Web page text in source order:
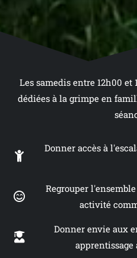
Les samedis entre 12h00
dédiées à la grimpe en
Donner accès à
Regrouper
activité
Donner envie aux
apprentissage